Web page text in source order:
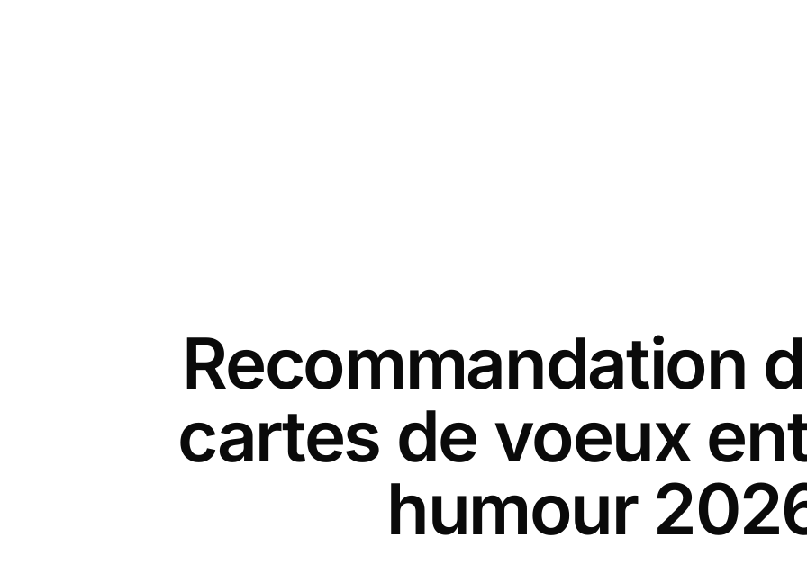
Recommandation
cartes de voeux
humour